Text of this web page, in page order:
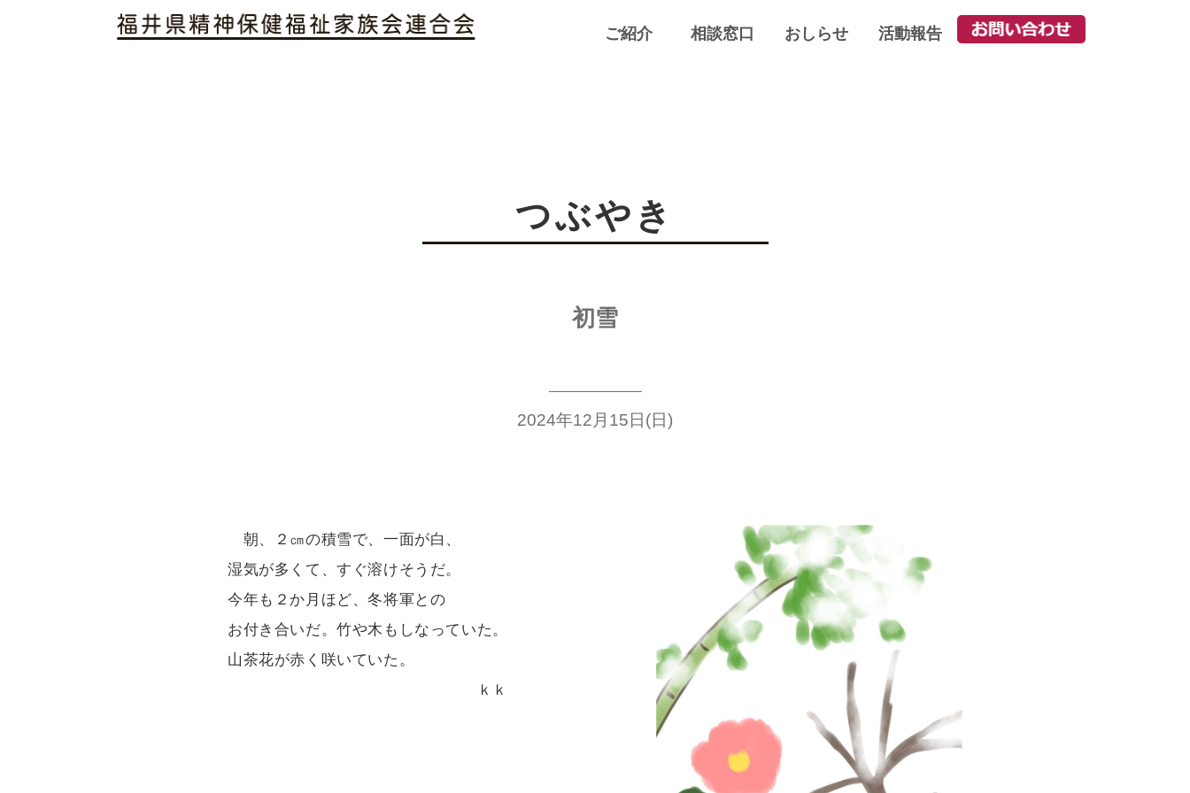
ご紹介 相談窓口 おしらせ 活動報告
つぶやき
初雪
2024年12月15日(日)
朝、２㎝の積雪で、一面が白、
湿気が多くて、すぐ溶けそうだ。
今年も２か月ほど、冬将軍との
お付き合いだ。竹や木もしなっていた。
山茶花が赤く咲いていた。
ｋｋ